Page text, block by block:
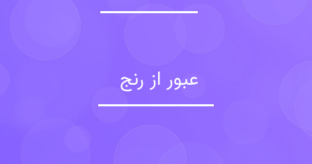
عبور از رنج